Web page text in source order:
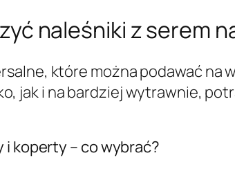
naleśniki z serem
które można podawać na
jak i na bardziej wytrawnie,
koperty – co wybrać?